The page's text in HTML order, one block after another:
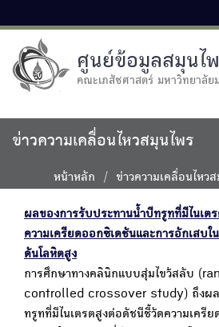
ศูนย์ข้อมูลสมุนไ
คณะเภสัชศาสตร์ มหาวิทยาลัย
ข่าวความเคลื่อนไหวสมุนไพร
หน้าหลัก ข่าวความเคลื่อนไหว
ผลของการรับประทานน้ำบีทรูทที่มีไนเต
ความเครียดออกซิเดชันและการอักเสบใ
ดันโลหิตสูง
การศึกษาทางคลินิกแบบสุ่มไขว้สลับ
controlled crossover study) ถึงผล
ทรูทที่มีไนเตรตสูงต่อดัชนีชี้วัดความเครีย